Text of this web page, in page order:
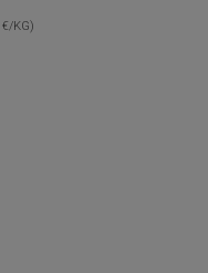
KG)